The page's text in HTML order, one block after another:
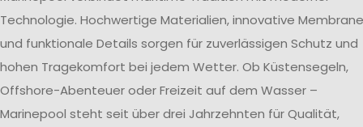
Technologie. Hochwertige Materialien, innovative
und funktionale Details sorgen für zuverlässigen Schutz und
hohen Tragekomfort bei jedem Wetter. Ob Küstensegeln,
Offshore-Abenteuer oder Freizeit auf dem Wasser –
Marinepool steht seit über drei Jahrzehnten für Qualität,